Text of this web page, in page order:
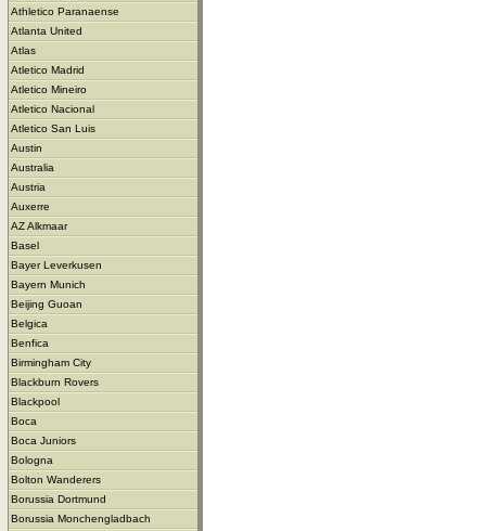
Athletico Paranaense
Atlanta United
Atlas
Atletico Madrid
Atletico Mineiro
Atletico Nacional
Atletico San Luis
Austin
Australia
Austria
Auxerre
AZ Alkmaar
Basel
Bayer Leverkusen
Bayern Munich
Beijing Guoan
Belgica
Benfica
Birmingham City
Blackburn Rovers
Blackpool
Boca
Boca Juniors
Bologna
Bolton Wanderers
Borussia Dortmund
Borussia Monchengladbach